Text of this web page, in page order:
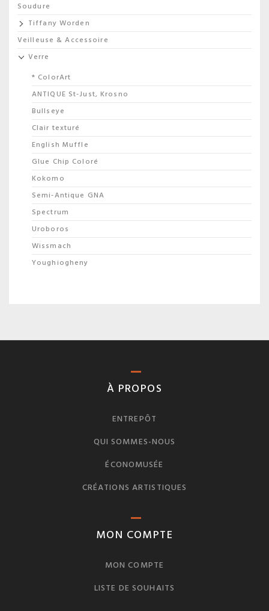
Soudure
Tiffany Worden
Veilleuse & Accessoire
Verre
* ColorArt
ANTIQUE St-Just, Krosno
Bullseye
Clair texturé
English Muffle
Glue Chip Coloré
Kokomo
Semi-Antique GNA
Spectrum
Uroboros
Wissmach
Youghiogheny
À PROPOS
ENTREPÔT
QUI SOMMES-NOUS
ÉCONOMUSÉE
CRÉATIONS ARTISTIQUES
MON COMPTE
MON COMPTE
LISTE DE SOUHAITS